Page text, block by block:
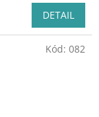
DETAIL
Kód: 082